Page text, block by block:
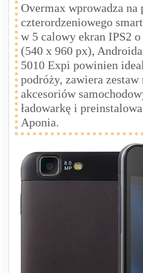
Overmax wprowadza
czterordzeniowego
w 5 calowy ekran IPS2
(540 x 960 px),
5010 Expi powinien
podróży, zawiera zestaw
akcesoriów
ładowarkę i
Aponia.